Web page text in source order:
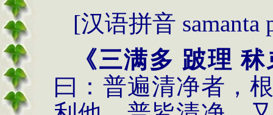
[汉语拼音 samanta
《三满多 跛理
曰：普遍清净者，